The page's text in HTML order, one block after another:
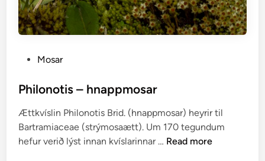
s
e
d
i
Mosar
Philonotis – hnappmosar
Ættkvíslin Philonotis Brid. (hnappmosar) heyrir til
Bartramiaceae (strýmosaætt). Um 170 tegundum
hefur verið lýst innan kvíslarinnar … P
Read more